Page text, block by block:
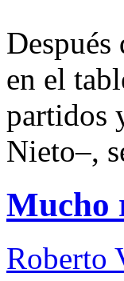
en el
partidos
Nieto–,
Mucho
Roberto